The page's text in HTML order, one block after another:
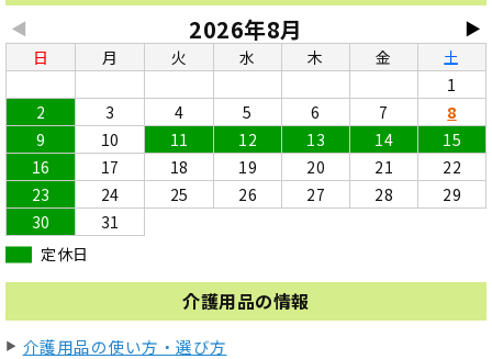
◀ ▶
2026年8月
日 月 火 水 木 金
土
1
2
3 4 5 6 7
8
9
10 11 12 13 14
15
16
17 18 19 20 21
22
23
24 25 26 27 28
29
30
31
定休日
介護用品の情報
介護用品の使い方・選び方